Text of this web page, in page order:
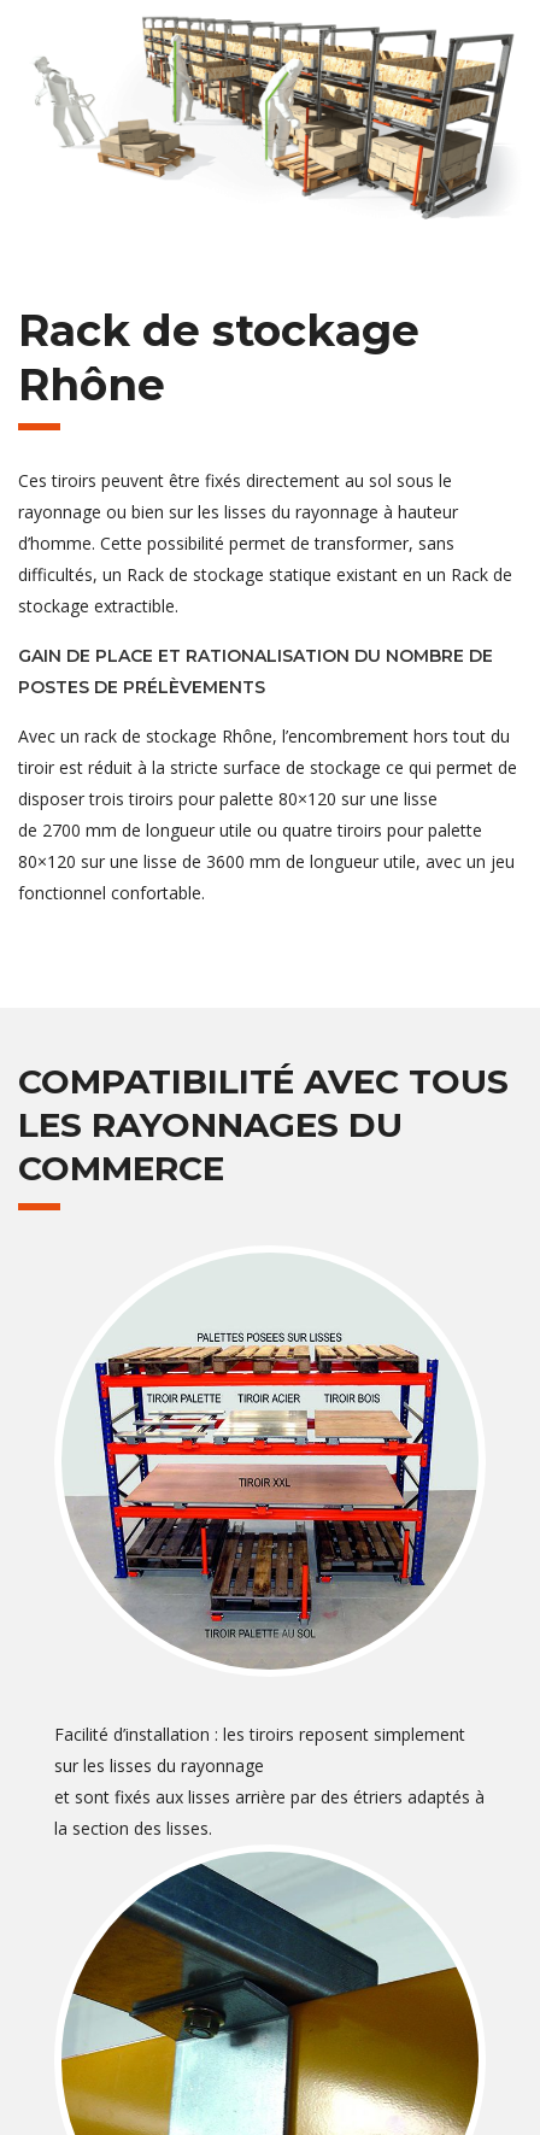
Rack de stockage
Rhône
Ces tiroirs peuvent être fixés directement au sol sous le
rayonnage ou bien sur les lisses du rayonnage à hauteur
d’homme. Cette possibilité permet de transformer, sans
difficultés, un Rack de stockage statique existant en un Rack de
stockage extractible.
GAIN DE PLACE ET RATIONALISATION DU NOMBRE DE
POSTES DE PRÉLÈVEMENTS
Avec un rack de stockage Rhône, l’encombrement hors tout du
tiroir est réduit à la stricte surface de stockage ce qui permet de
disposer trois tiroirs pour palette 80×120 sur une lisse
de 2700 mm de longueur utile ou quatre tiroirs pour palette
80×120 sur une lisse de 3600 mm de longueur utile, avec un jeu
fonctionnel confortable.
COMPATIBILITÉ AVEC TOUS
LES RAYONNAGES DU
COMMERCE
Facilité d’installation : les tiroirs reposent simplement
sur les lisses du rayonnage
et sont fixés aux lisses arrière par des étriers adaptés à
la section des lisses.